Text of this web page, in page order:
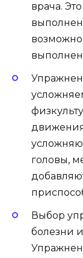
врача.
головы,
Выбор
болезни